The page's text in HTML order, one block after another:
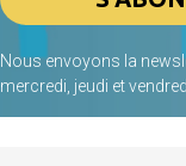
Nous envoyons la
mercredi, jeudi et